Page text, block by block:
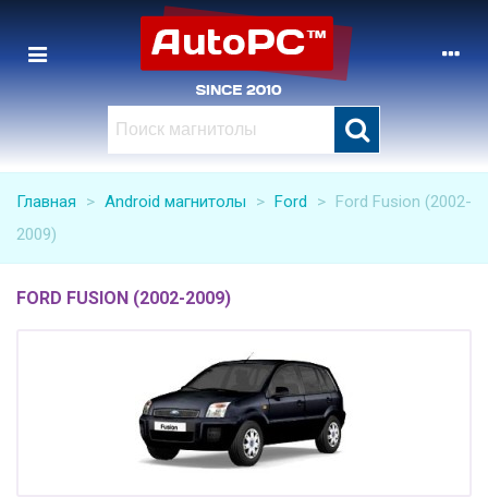
Главная > Android магнитолы > Ford > Ford Fusion (2002-
2009)
FORD FUSION (2002-2009)